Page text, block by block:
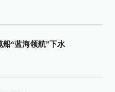
船“蓝海领航”下水